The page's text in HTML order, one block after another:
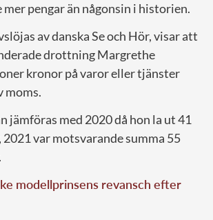
mer pengar än någonsin i historien.
av danska Se och Hör, visar att
drottning Margrethe
kronor på varor eller tjänster
moms.
jämföras med 2020 då hon la ut 41
var motsvarande summa 55
modellprinsens revansch efter